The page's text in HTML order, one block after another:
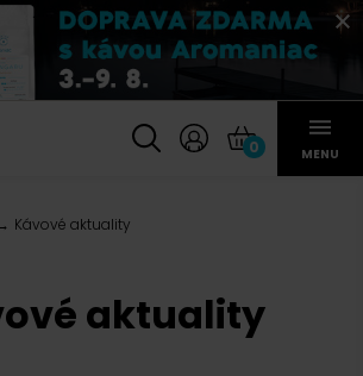
0 MENU
Kávové aktuality
aktuality